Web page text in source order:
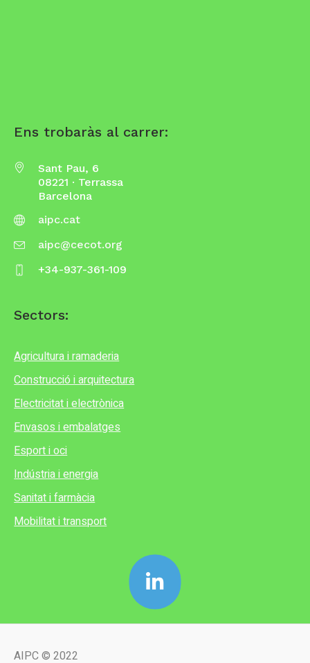
Ens trobaràs al carrer:
Sant Pau, 6
08221 · Terrassa
Barcelona
aipc.cat
aipc@cecot.org
+34-937-361-109
Sectors:
Agricultura i ramaderia
Construcció i arquitectura
Electricitat i electrònica
Envasos i embalatges
Esport i oci
Indústria i energia
Sanitat i farmàcia
Mobilitat i transport
AIPC © 2022